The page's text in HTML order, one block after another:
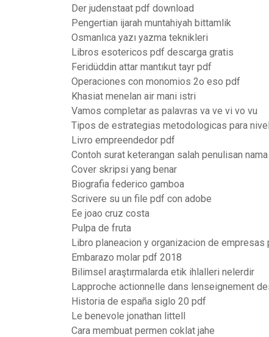
Der judenstaat pdf download
Pengertian ijarah muntahiyah bittamlik
Osmanlıca yazı yazma teknikleri
Libros esotericos pdf descarga gratis
Feridüddin attar mantıkut tayr pdf
Operaciones con monomios 2o eso pdf
Khasiat menelan air mani istri
Vamos completar as palavras va ve vi vo vu
Tipos de estrategias metodologicas para
Livro empreendedor pdf
Contoh surat keterangan salah penulisan
Cover skripsi yang benar
Biografia federico gamboa
Scrivere su un file pdf con adobe
Ee joao cruz costa
Pulpa de fruta
Libro planeacion y organizacion de empresas
Embarazo molar pdf 2018
Bilimsel araştırmalarda etik ihlalleri nelerdir
Lapproche actionnelle dans lenseignement
Historia de españa siglo 20 pdf
Le benevole jonathan littell
Cara membuat permen coklat jahe